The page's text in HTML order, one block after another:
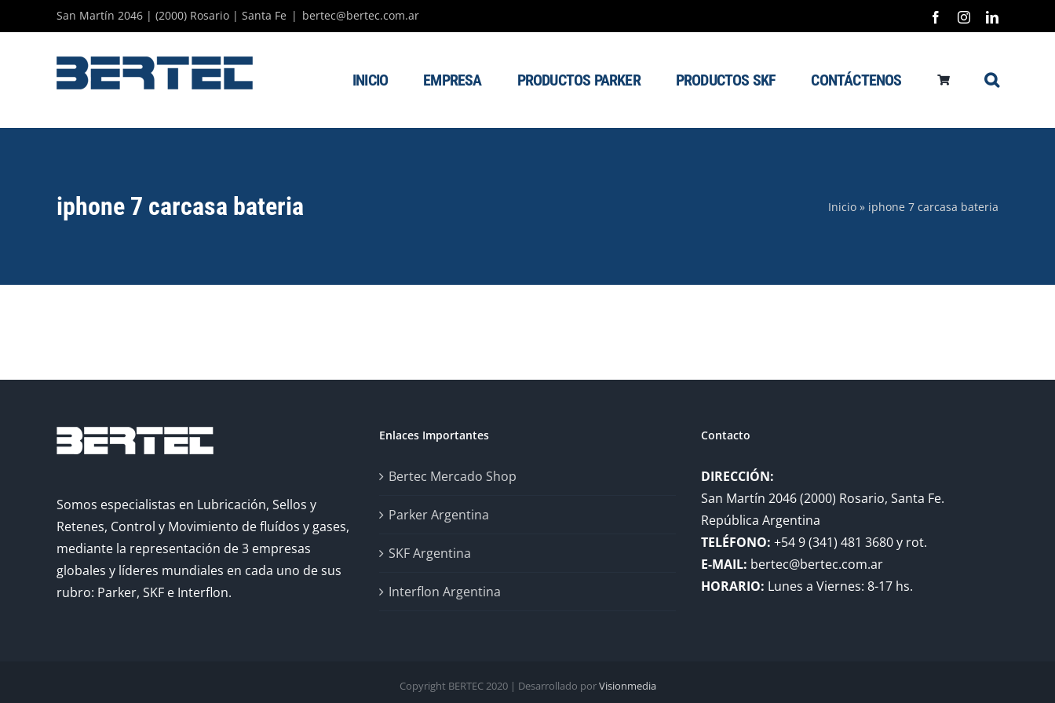
to
San Martín 2046 | (2000) Rosario | Santa Fe | bertec@bertec.com.ar FacebookInstagramLinkedIn
INICIO EMPRESA PRODUCTOS PARKER PRODUCTOS SKF CONTÁCTENOS
iphone 7 carcasa bateria Inicio » iphone 7 carcasa bateria
Somos especialistas en Lubricación, Sellos y
Retenes, Control y Movimiento de fluídos y gases,
mediante la representación de 3 empresas
globales y líderes mundiales en cada uno de sus
rubro: Parker, SKF e Interflon.
Enlaces Importantes
Bertec Mercado Shop
Parker Argentina
SKF Argentina
Interflon Argentina
Contacto
DIRECCIÓN:
San Martín 2046 (2000) Rosario, Santa Fe.
República Argentina
TELÉFONO: +54 9 (341) 481 3680 y rot.
E-MAIL: bertec@bertec.com.ar
HORARIO: Lunes a Viernes: 8-17 hs.
Copyright BERTEC 2020 | Desarrollado porVisionmedia